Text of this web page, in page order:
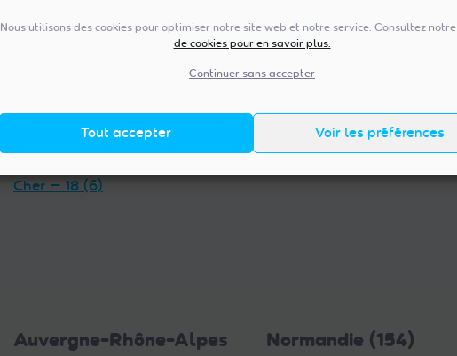
Nous utilisons des cookies pour optimiser notre site web et notre service. Consultez notre
de cookies pour en savoir plus.
Continuer sans accepter
Tout accepter Voir les préférences
Centre-Val de Loire (92)
Eure-et-Loir — 28 (23)
Loir-et-Cher — 41 (14)
Cher — 18 (6)
Pays de la Loire (205)
Vendée — 85 (98)
Mayenne — 53 (14)
Loire-Atlantique — 44 (38)
Auvergne-Rhône-Alpes
Normandie (154)